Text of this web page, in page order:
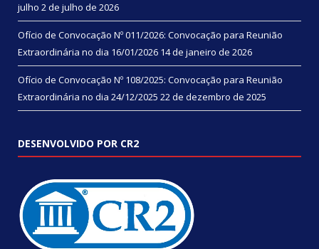
julho 2 de julho de 2026
Ofício de Convocação Nº 011/2026: Convocação para Reunião
Extraordinária no dia 16/01/2026 14 de janeiro de 2026
Ofício de Convocação Nº 108/2025: Convocação para Reunião
Extraordinária no dia 24/12/2025 22 de dezembro de 2025
DESENVOLVIDO POR CR2